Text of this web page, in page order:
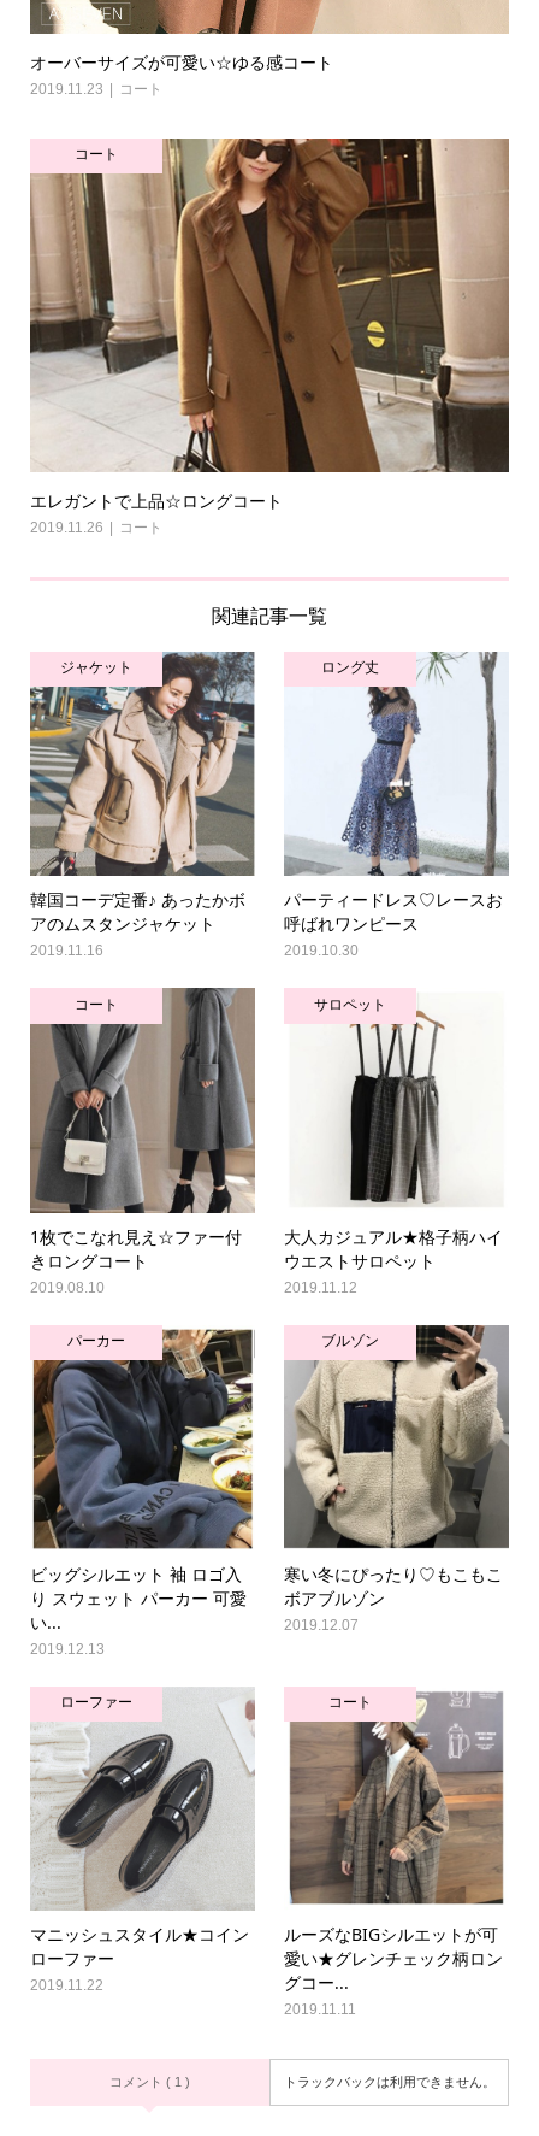
オーバーサイズが可愛い☆ゆる感コート
2019.11.23 コート
コート
エレガントで上品☆ロングコート
2019.11.26 コート
関連記事一覧
ジャケット
韓国コーデ定番♪ あったかボ
アのムスタンジャケット
2019.11.16
ロング丈
パーティードレス♡レースお
呼ばれワンピース
2019.10.30
コート
1枚でこなれ見え☆ファー付
きロングコート
2019.08.10
サロペット
大人カジュアル★格子柄ハイ
ウエストサロペット
2019.11.12
パーカー
ビッグシルエット 袖 ロゴ入
り スウェット パーカー 可愛
い...
2019.12.13
ブルゾン
寒い冬にぴったり♡もこもこ
ボアブルゾン
2019.12.07
ローファー
マニッシュスタイル★コイン
ローファー
2019.11.22
コート
ルーズなBIGシルエットが可
愛い★グレンチェック柄ロン
グコー...
2019.11.11
コメント ( 1 ) トラックバックは利用できません。